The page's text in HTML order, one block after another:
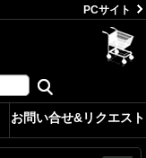
PCサイト
お問い合せ&リクエスト